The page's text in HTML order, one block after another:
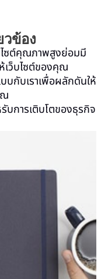
วข้อง
ไซต์คุณภาพสูงย่อมมี
เว็บไซต์ของคุณ
บกับเราเพื่อผลักดันให้
บการเติบโตของธุรกิจ